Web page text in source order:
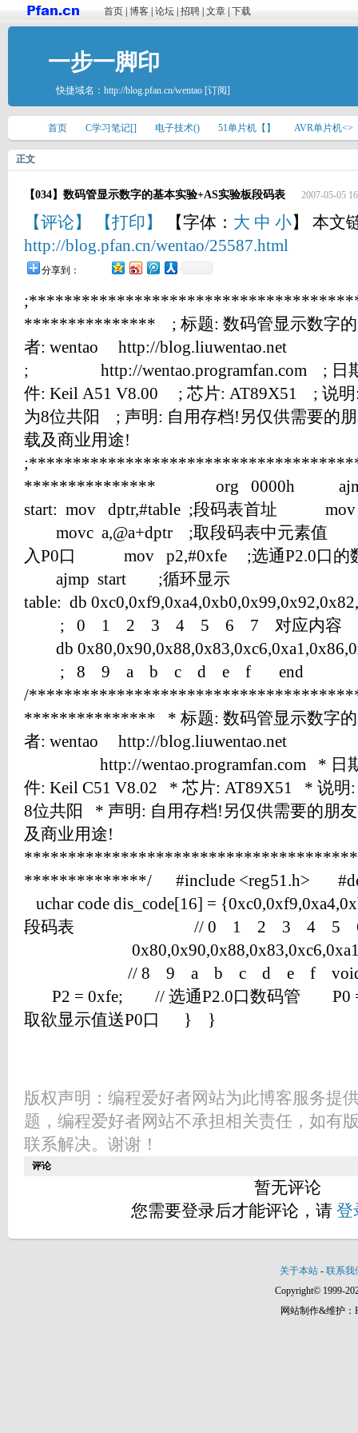
首页 博客 论坛 招聘 文章 下载
一步一脚印
快捷域名： http://blog.pfan.cn/wentao [订阅]
首页 C学习笔记[] 电子技术() 51单片机【】 AVR单片机<>
正文
【034】数码管显示数字的基本实验+AS实验板段码表 2007-05-05
【评论】 【打印】 【字体： 大 中 小】 本文
http://blog.pfan.cn/wentao/25587.html
分享到：
*************** ; 标题: 数码管显示数字的
者: wentao http://blog.liuwentao.net
; http://wentao.programfan.com ; 日期
件: Keil A51 V8.00 ; 芯片: AT89X51 ; 说明
为8位共阳 ; 声明: 自用存档!另仅供需要的
载及商业用途!
*************** org 0000h
start: mov dptr,#table ;段码表首址
movc a,@a+dptr ;取段码表中元素
入P0口 mov p2,#0xfe ;选通P2.0口的
ajmp start ;循环显示
table: db
; 0 1 2 3 4 5 6 7 对应内容
db
; 8 9 a b c d e f end
/
*************** * 标题: 数码管显示数字的
者: wentao http://blog.liuwentao.net
http://wentao.programfan.com * 日期
件: Keil C51 V8.02 * 芯片: AT89X51 * 说明
8位共阳 * 声明: 自用存档!另仅供需要的朋
及商业用途!
**************/ #include <reg51.h>
uchar code dis_code[16] =
段码表 // 0 1 2 3 4 5 6 7
// 8 9 a b c d e f void
P2 = 0xfe; // 选通P2.0口数码管 P0 =
取欲显示值送P0口 } }
版权声明：编程爱好者网站为此博客服务提
题，编程爱好者网站不承担相关责任，如有
联系解决。谢谢！
评论
暂无评论
您需要登录后才能评论，请 登
关于本站 - 联系我
Copyright© 1999-
网站制作&维护